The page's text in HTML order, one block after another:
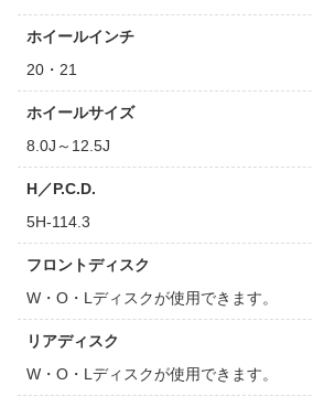
ホイールインチ
20・21
ホイールサイズ
8.0J～12.5J
H／P.C.D.
5H-114.3
フロントディスク
W・O・Lディスクが使用できます。
リアディスク
W・O・Lディスクが使用できます。